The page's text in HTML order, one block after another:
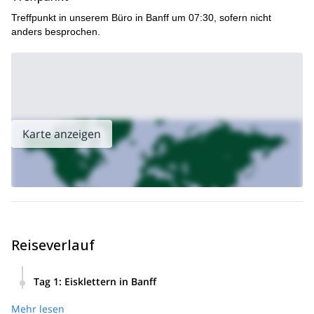
aufregenden Programm oder bei einer Einführung ins
Eisklettern, die auf Ihre Bedürfnisse zugeschnitten ist!
Treffpunkt in unserem Büro in Banff um 07:30, sofern nicht
anders besprochen.
Karte anzeigen
Reiseverlauf
Tag 1: Eisklettern in Banff
dieses Eiskletterprogramm eine Reise ins atemberaubende
Mehr lesen